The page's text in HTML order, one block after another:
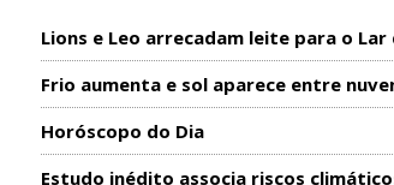
Lions e Leo arrecadam leite para o Lar
Frio aumenta e sol aparece entre
Horóscopo do Dia
Estudo inédito associa riscos